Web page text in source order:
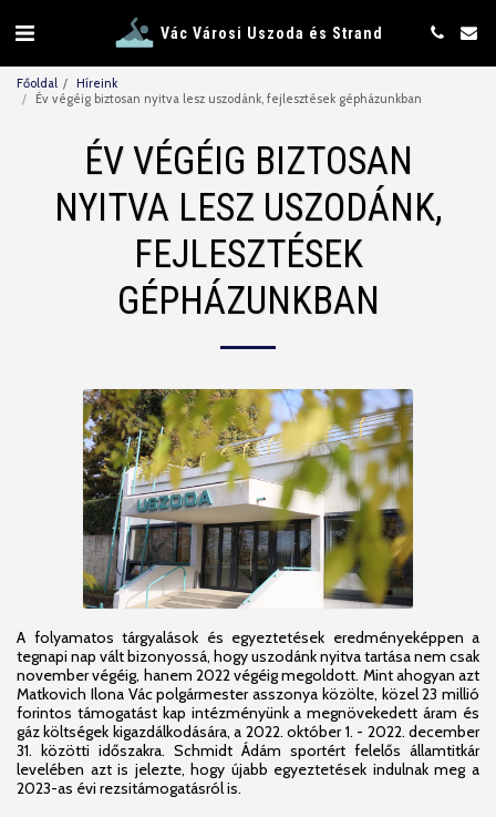
Vác Városi Uszoda és Strand
Főoldal
Híreink
Év végéig biztosan nyitva lesz uszodánk, fejlesztések gépházunkban
ÉV VÉGÉIG BIZTOSAN
NYITVA LESZ USZODÁNK,
FEJLESZTÉSEK
GÉPHÁZUNKBAN
A folyamatos tárgyalások és egyeztetések eredményeképpen a
tegnapi nap vált bizonyossá, hogy uszodánk nyitva tartása nem csak
november végéig, hanem 2022 végéig megoldott. Mint ahogyan azt
Matkovich Ilona Vác polgármester asszonya közölte, közel 23 millió
forintos támogatást kap intézményünk a megnövekedett áram és
gáz költségek kigazdálkodására, a 2022. október 1. - 2022. december
31. közötti időszakra. Schmidt Ádám sportért felelős államtitkár
levelében azt is jelezte, hogy újabb egyeztetések indulnak meg a
2023-as évi rezsitámogatásról is.